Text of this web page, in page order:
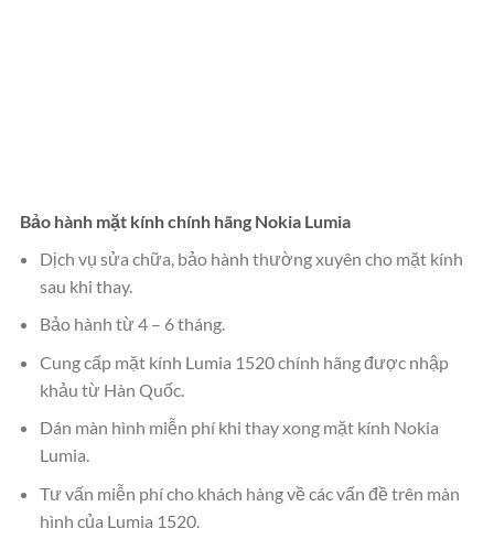
Bảo hành mặt kính chính hãng Nokia Lumia
Dịch vụ sửa chữa, bảo hành thường xuyên cho mặt kính
sau khi thay.
Bảo hành từ 4 – 6 tháng.
Cung cấp mặt kính Lumia 1520 chính hãng được nhập
khảu từ Hàn Quốc.
Dán màn hình miễn phí khi thay xong mặt kính Nokia
Lumia.
Tư vấn miễn phí cho khách hàng về các vấn đề trên màn
hình của Lumia 1520.